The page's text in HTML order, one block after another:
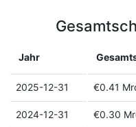
Jahr
2025-12-31 €0.41
2024-12-31 €0.30